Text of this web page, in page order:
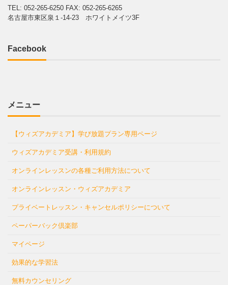
TEL: 052-265-6250 FAX: 052-265-6265
名古屋市東区泉１-14-23 ホワイトメイツ3F
Facebook
メニュー
【ウィズアカデミア】学び放題プラン専用ページ
ウィズアカデミア受講・利用規約
オンラインレッスンの各種ご利用方法について
オンラインレッスン・ウィズアカデミア
プライベートレッスン・キャンセルポリシーについて
ペーパーバック倶楽部
マイページ
効果的な学習法
無料カウンセリング